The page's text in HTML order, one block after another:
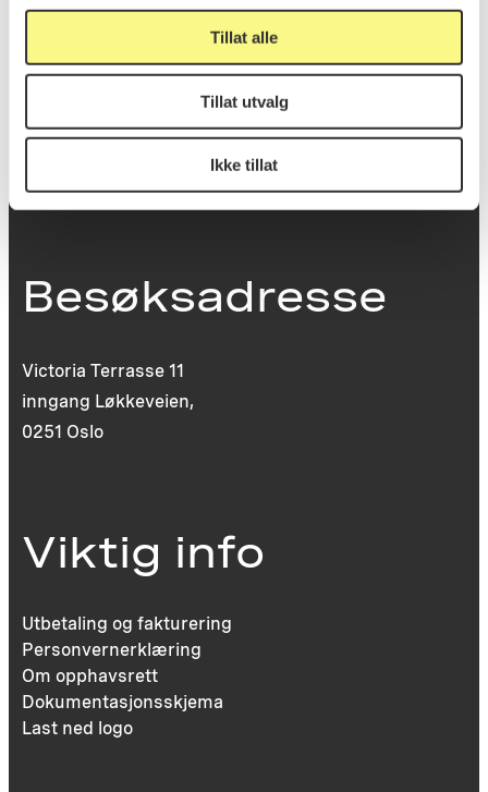
Tillat alle
Tillat utvalg
Ikke tillat
St. Olavs plass
post@koro.no
Besøksadresse
Victoria Terrasse 11
inngang Løkkeveien,
0251 Oslo
Viktig info
Utbetaling og fakturering
Personvernerklæring
Om opphavsrett
Dokumentasjonsskjema
Last ned logo